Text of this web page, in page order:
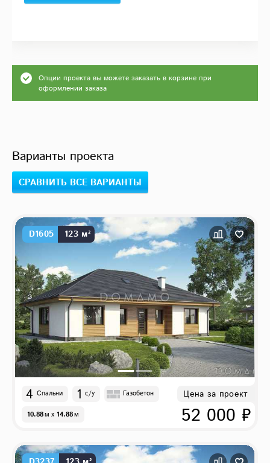
Опции проекта вы можете заказать в корзине при
оформлении заказа
Варианты проекта
СРАВНИТЬ ВСЕ ВАРИАНТЫ
D1605 123 м²
4 Спальни 1 с/у Газобетон
10.88м x 14.88м
Цена за проект
52 000 ₽